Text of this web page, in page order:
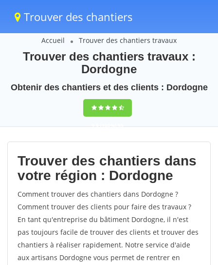
Trouver des chantiers
Accueil Trouver des chantiers travaux
Trouver des chantiers travaux :
Dordogne
Obtenir des chantiers et des clients : Dordogne
9,5(100%)55
votes
Trouver des chantiers dans
votre région : Dordogne
Comment trouver des chantiers dans Dordogne ?
Comment trouver des clients pour faire des travaux ?
En tant qu'entreprise du bâtiment Dordogne, il n'est
pas toujours facile de trouver des clients et trouver des
chantiers à réaliser rapidement. Notre service d'aide
aux artisans Dordogne vous permet de rentrer en